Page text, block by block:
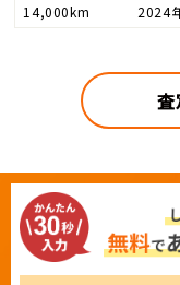
14,000km
2024
査